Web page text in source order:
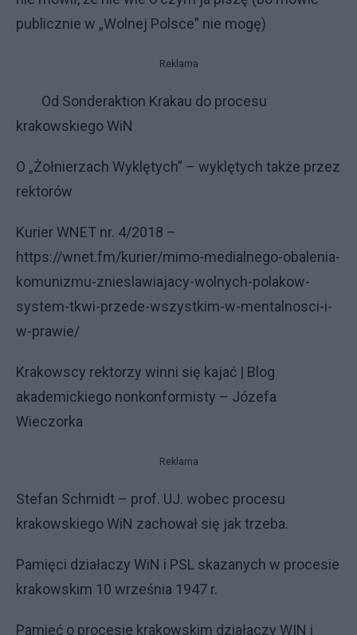
publicznie w „Wolnej Polsce” nie mogę)
Reklama
Od Sonderaktion Krakau do procesu
krakowskiego WiN
O „Żołnierzach Wyklętych” – wyklętych także przez
rektorów
Kurier WNET nr. 4/2018 –
https://wnet.fm/kurier/mimo-medialnego-obalenia-
komunizmu-znieslawiajacy-wolnych-polakow-
system-tkwi-przede-wszystkim-w-mentalnosci-i-
w-prawie/
Krakowscy rektorzy winni się kajać | Blog
akademickiego nonkonformisty – Józefa
Wieczorka
Reklama
Stefan Schmidt – prof. UJ. wobec procesu
krakowskiego WiN zachował się jak trzeba.
Pamięci działaczy WiN i PSL skazanych w procesie
krakowskim 10 września 1947 r.
Pamięć o procesie krakowskim działaczy WIN i